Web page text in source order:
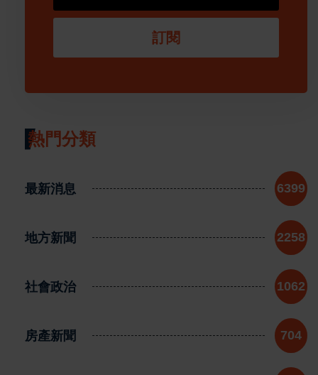
訂閱
熱門分類
最新消息 6399
地方新聞 2258
社會政治 1062
房產新聞 704